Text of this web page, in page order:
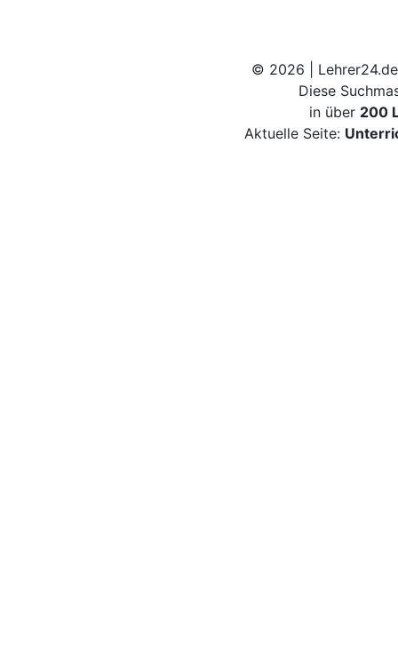
© 2026 |
Diese
in über 200
Aktuelle Seite: